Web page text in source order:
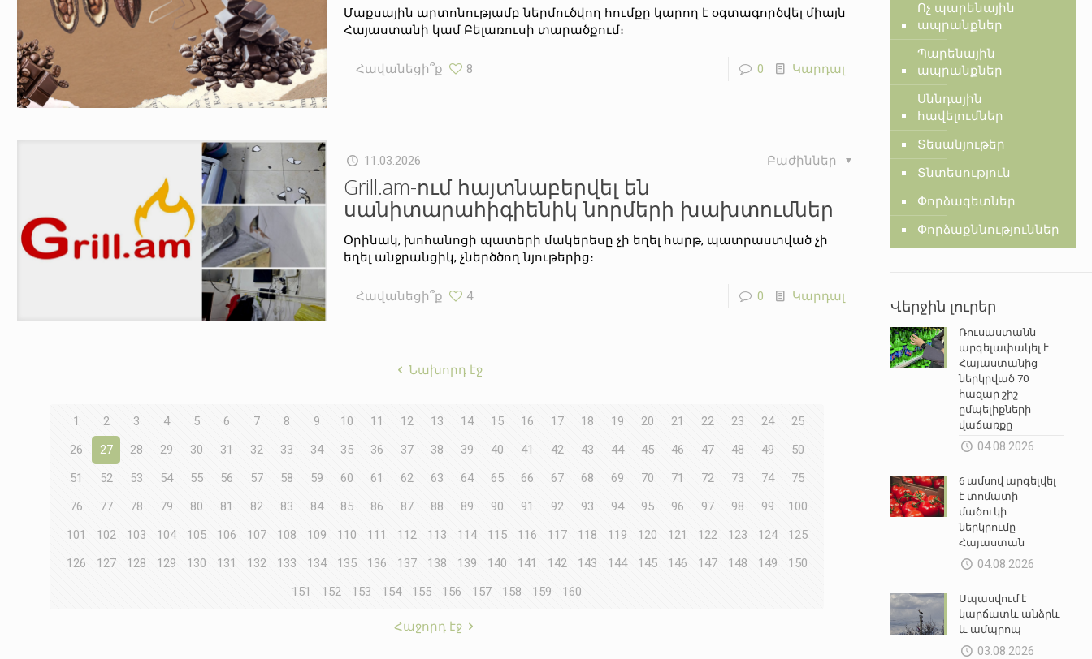
Մաքսային արտոնությամբ ներմուծվող հումքը կարող է օգտագործվել միայն
Հայաստանի կամ Բելառուսի տարածքում։
Հավանեցի՞ք 8 0 Կարդալ
11.03.2026 Բաժիններ
Grill.am-ում հայտնաբերվել են
սանիտարահիգիենիկ նորմերի խախտումներ
Օրինակ, խոհանոցի պատերի մակերեսը չի եղել հարթ, պատրաստված չի
եղել անջրանցիկ, չներծծող նյութերից։
Հավանեցի՞ք 4 0 Կարդալ
Նախորդ էջ
1 2 3 4 5 6 7 8 9 10 11 12 13 14 15 16 17 18 19 20 21 22 23 24
25
26
27 28 29 30 31 32 33 34 35 36 37 38 39 40 41 42 43 44 45 46 47 48 49
50
51
52 53 54 55 56 57 58 59 60 61 62 63 64 65 66 67 68 69 70 71 72 73 74
75
76
77 78 79 80 81 82 83 84 85 86 87 88 89 90 91 92 93 94 95 96 97 98 99
100
101
102 103 104 105 106 107 108 109 110 111 112 113 114 115 116 117 118 119 120 121 122 123 124
125
126
127 128 129 130 131 132 133 134 135 136 137 138 139 140 141 142 143 144 145 146 147 148 149
150
151
152 153 154 155 156 157 158 159 160
Հաջորդ էջ
Ոչ պարենային
ապրանքներ
Պարենային
ապրանքներ
Սննդային
հավելումներ
Տեսանյութեր
Տնտեսություն
Փորձագետներ
Փորձաքննություններ
Վերջին լուրեր
Ռուսաստանն
արգելափակել է
Հայաստանից
ներկրված 70
հազար շիշ
ըմպելիքների
վաճառքը
04.08.2026
6 ամսով արգելվել
է տոմատի
մածուկի
ներկրումը
Հայաստան
04.08.2026
Սպասվում է
կարճատև անձրև
և ամպրոպ
03.08.2026